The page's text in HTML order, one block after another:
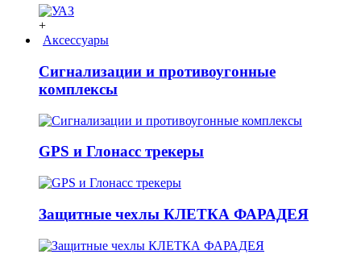
+
Аксессуары
Сигнализации и противоугонные
комплексы
GPS и Глонасс трекеры
Защитные чехлы КЛЕТКА ФАРАДЕЯ